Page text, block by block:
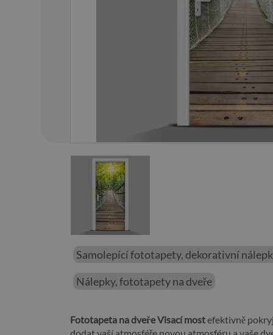
Samolepící fototapety, dekorativní
Nálepky, fototapety na dveře
Fototapeta na dveře Visací mostefektivně